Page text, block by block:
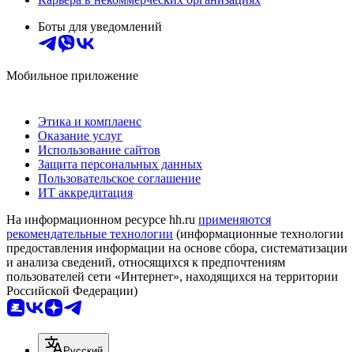
Боты для уведомлений
Мобильное приложение
Этика и комплаенс
Оказание услуг
Использование сайтов
Защита персональных данных
Пользовательское соглашение
ИТ аккредитация
На информационном ресурсе hh.ru применяются
рекомендательные технологии (информационные технологии
предоставления информации на основе сбора, систематизации
и анализа сведений, относящихся к предпочтениям
пользователей сети «Интернет», находящихся на территории
Российской Федерации)